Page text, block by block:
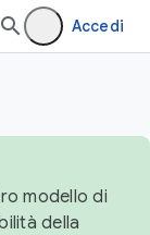
Accedi
modello di
della